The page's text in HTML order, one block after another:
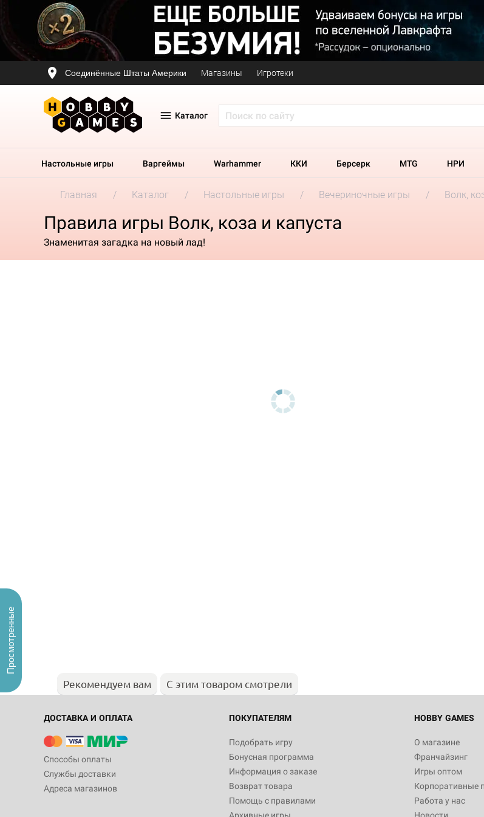
Соединённые Штаты Америки Магазины Игротеки
Каталог
Настольные игры Варгеймы Warhammer ККИ Берсерк MTG НРИ
Главная Каталог Настольные игры Вечериночные игры Волк,
Правила игры Волк, коза и капуста
Знаменитая загадка на новый лад!
Рекомендуем вам С этим товаром смотрели
ДОСТАВКА И ОПЛАТА
Способы оплаты
Службы доставки
Адреса магазинов
ПОКУПАТЕЛЯМ
Подобрать игру
Бонусная программа
Информация о заказе
Возврат товара
Помощь с правилами
HOBBY GAMES
О магазине
Франчайзинг
Игры оптом
Корпоративные
Работа у нас
Просмотренные
Настольная
"Мир
империи:
799
Настольная
империи.
Рубеж
12 990